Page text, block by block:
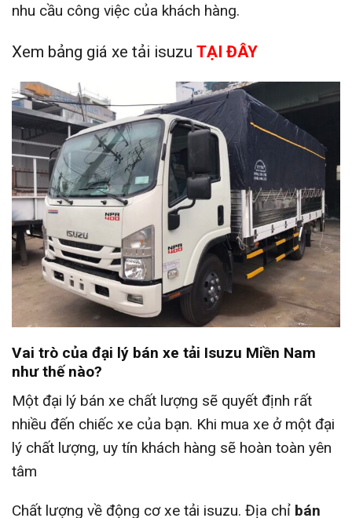
nhu cầu công việc của khách hàng.
Xem bảng giá xe tải isuzu TẠI ĐÂY
Vai trò của đại lý bán xe tải Isuzu Miền Nam
như thế nào?
Một đại lý bán xe chất lượng sẽ quyết định rất
nhiều đến chiếc xe của bạn. Khi mua xe ở một đại
lý chất lượng, uy tín khách hàng sẽ hoàn toàn yên
tâm
Chất lượng về động cơ xe tải isuzu. Địa chỉ bán